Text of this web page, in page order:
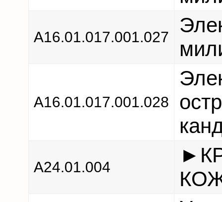
А16.01.017.001.027
А16.01.017.001.028
А24.01.004